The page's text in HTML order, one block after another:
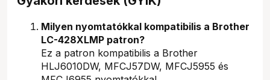
Milyen nyomtatókkal kompatibilis a Brother
LC-428XLMP patron?
Ez a patron kompatibilis a Brother
HLJ6010DW, MFCJ57DW, MFCJ5955 és